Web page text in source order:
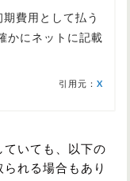
費用として払う
かにネットに記載
引用元： X
ていても、以下の
れる場合もあり